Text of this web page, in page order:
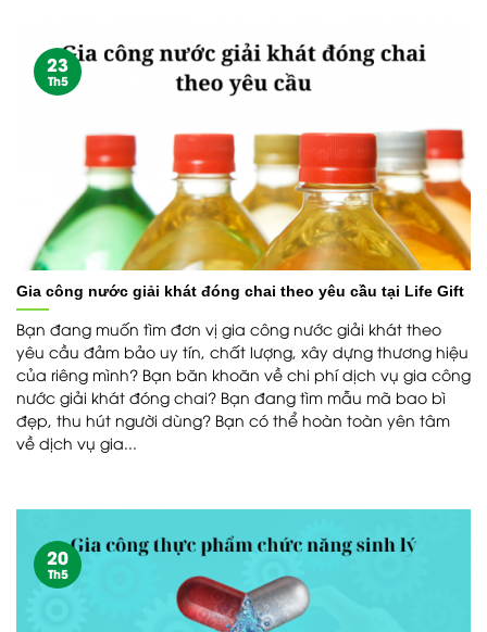
Gia công nước giải khát đóng chai theo yêu cầu tại Life Gift
Bạn đang muốn tìm đơn vị gia công nước giải khát theo
yêu cầu đảm bảo uy tín, chất lượng, xây dựng thương hiệu
của riêng mình? Bạn băn khoăn về chi phí dịch vụ gia công
nước giải khát đóng chai? Bạn đang tìm mẫu mã bao bì
đẹp, thu hút người dùng? Bạn có thể hoàn toàn yên tâm
về dịch vụ gia...
23
Th5
20
Th5